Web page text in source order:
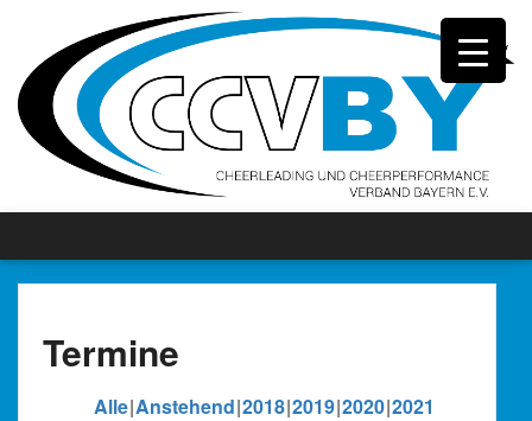
Termine
Alle Anstehend 2018 2019 2020 2021